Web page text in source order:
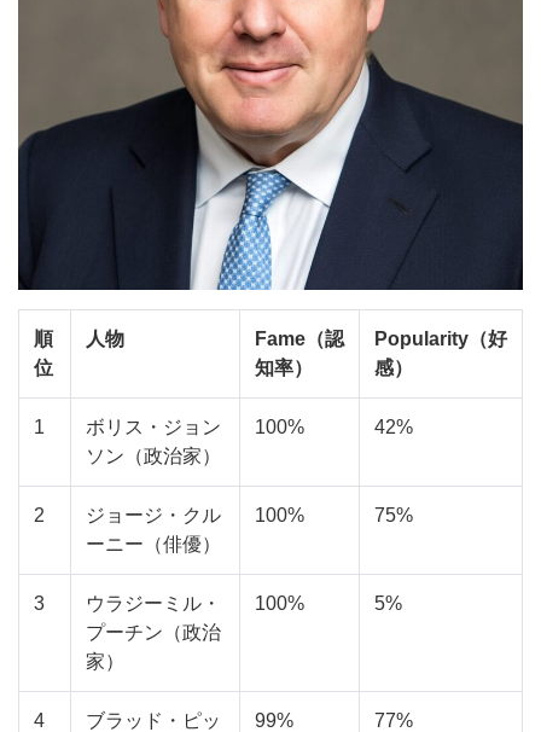
順
位
人物
Fame（認
知率）
Popularity（好
感）
1
ボリス・ジョン
ソン（政治家）
100% 42%
2
ジョージ・クル
ーニー（俳優）
100% 75%
3
ウラジーミル・
プーチン（政治
家）
100% 5%
4
ブラッド・ピッ
99% 77%